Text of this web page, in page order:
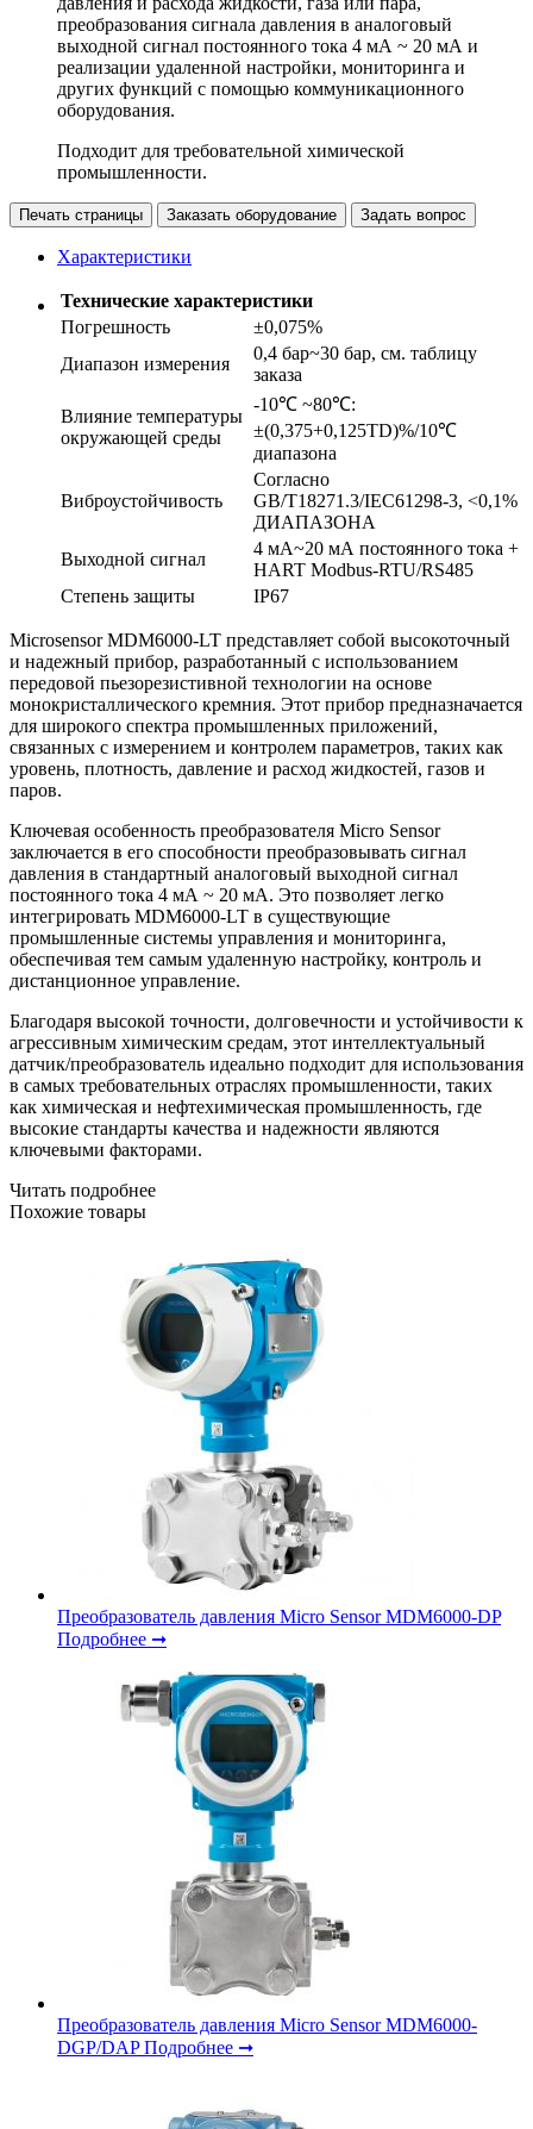
преобразования сигнала давления в аналоговый
выходной сигнал постоянного тока 4 мА ~ 20 мА и
реализации удаленной настройки, мониторинга и
других функций с помощью коммуникационного
оборудования.
Подходит для требовательной химической
промышленности.
Печать страницы Заказать оборудование Задать вопрос
Характеристики
Технические характеристики
Погрешность
±0,075%
Диапазон измерения
0,4 бар~30 бар, см. таблицу
заказа
Влияние температуры
окружающей среды
-10℃ ~80℃:
±(0,375+0,125TD)%/10℃
диапазона
Виброустойчивость
Согласно
GB/T18271.3/IEC61298-3, <0,1%
ДИАПАЗОНА
Выходной сигнал
4 мА~20 мА постоянного тока +
HART Modbus-RTU/RS485
Степень защиты
IP67
Microsensor MDM6000-LT представляет собой высокоточный
и надежный прибор, разработанный с использованием
передовой пьезорезистивной технологии на основе
монокристаллического кремния. Этот прибор предназначается
для широкого спектра промышленных приложений,
связанных с измерением и контролем параметров, таких как
уровень, плотность, давление и расход жидкостей, газов и
паров.
Ключевая особенность преобразователя Micro Sensor
заключается в его способности преобразовывать сигнал
давления в стандартный аналоговый выходной сигнал
постоянного тока 4 мА ~ 20 мА. Это позволяет легко
интегрировать MDM6000-LT в существующие
промышленные системы управления и мониторинга,
обеспечивая тем самым удаленную настройку, контроль и
дистанционное управление.
Благодаря высокой точности, долговечности и устойчивости к
агрессивным химическим средам, этот интеллектуальный
датчик/преобразователь идеально подходит для использования
в самых требовательных отраслях промышленности, таких
как химическая и нефтехимическая промышленность, где
высокие стандарты качества и надежности являются
ключевыми факторами.
Читать подробнее
Похожие товары
Преобразователь давления Micro Sensor MDM6000-DP
Подробнее ➞
Преобразователь давления Micro Sensor MDM6000-
DGP/DAP Подробнее ➞